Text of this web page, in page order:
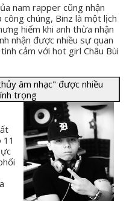
nam rapper cũng nhận
chúng, Binz là một lịch
hiếm khi anh thừa nhận
nhận được nhiều sự quan
cảm với hot girl Châu Bùi
âm nhạc" được nhiều
trọng
11